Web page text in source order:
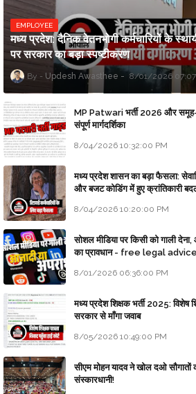
EMPLOYEE
मध्य प्रदेश: दैनिक वेतनभोगी कर्मचारियों के
पर सरकार का बड़ा स्पष्टीकरण
Updesh Awasthee 8/01/2026
MP Patwari भर्ती 2026 और
संपूर्ण मार्गदर्शिका
8/04/2026 10:32:00 PM
मध्य प्रदेश शासन का बड़ा फैसला:
और बजट कोडिंग में हुए क्रांतिकारी
8/04/2026 10:20:00 PM
सोशल मीडिया पर किसी को गाली
का प्रावधान - free legal
8/01/2026 06:36:00 PM
मध्य प्रदेश शिक्षक भर्ती 2025: विशेष
सरकार से माँगा जवाब
8/05/2026 10:49:00 PM
सीएम मोहन यादव ने खोल दओ सौगातों
संस्कारधानी!